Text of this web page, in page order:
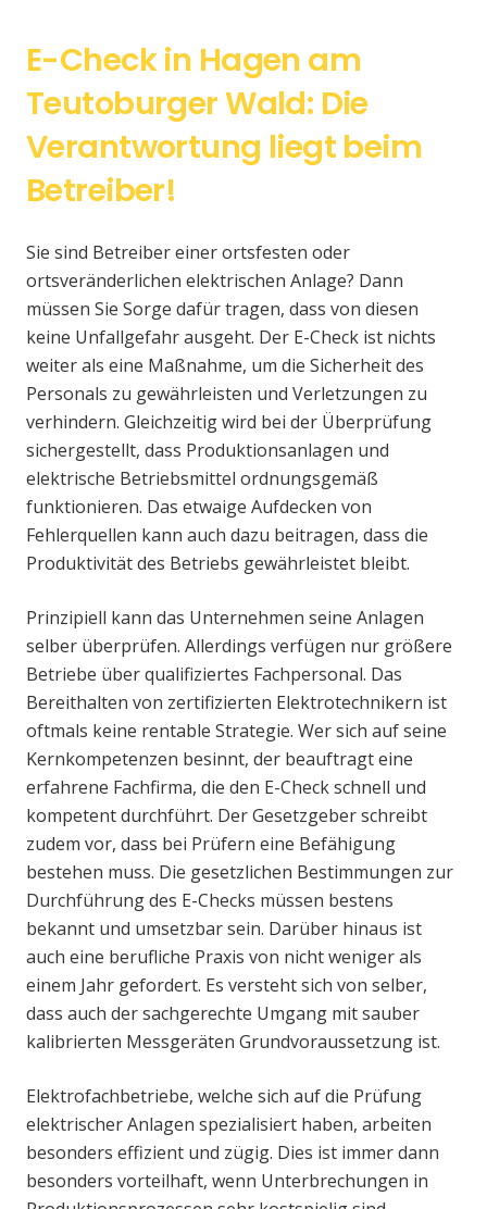
E-Check in Hagen am
Teutoburger Wald: Die
Verantwortung liegt beim
Betreiber!
Sie sind Betreiber einer ortsfesten oder
ortsveränderlichen elektrischen Anlage? Dann
müssen Sie Sorge dafür tragen, dass von diesen
keine Unfallgefahr ausgeht. Der E-Check ist nichts
weiter als eine Maßnahme, um die Sicherheit des
Personals zu gewährleisten und Verletzungen zu
verhindern. Gleichzeitig wird bei der Überprüfung
sichergestellt, dass Produktionsanlagen und
elektrische Betriebsmittel ordnungsgemäß
funktionieren. Das etwaige Aufdecken von
Fehlerquellen kann auch dazu beitragen, dass die
Produktivität des Betriebs gewährleistet bleibt.
Prinzipiell kann das Unternehmen seine Anlagen
selber überprüfen. Allerdings verfügen nur größere
Betriebe über qualifiziertes Fachpersonal. Das
Bereithalten von zertifizierten Elektrotechnikern ist
oftmals keine rentable Strategie. Wer sich auf seine
Kernkompetenzen besinnt, der beauftragt eine
erfahrene Fachfirma, die den E-Check schnell und
kompetent durchführt. Der Gesetzgeber schreibt
zudem vor, dass bei Prüfern eine Befähigung
bestehen muss. Die gesetzlichen Bestimmungen zur
Durchführung des E-Checks müssen bestens
bekannt und umsetzbar sein. Darüber hinaus ist
auch eine berufliche Praxis von nicht weniger als
einem Jahr gefordert. Es versteht sich von selber,
dass auch der sachgerechte Umgang mit sauber
kalibrierten Messgeräten Grundvoraussetzung ist.
Elektrofachbetriebe, welche sich auf die Prüfung
elektrischer Anlagen spezialisiert haben, arbeiten
besonders effizient und zügig. Dies ist immer dann
besonders vorteilhaft, wenn Unterbrechungen in